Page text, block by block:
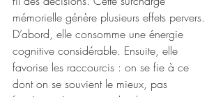
mémorielle génère plusieurs effets pervers.
D’abord, elle consomme une énergie
cognitive considérable. Ensuite, elle
favorise les raccourcis : on se fie à ce
dont on se souvient le mieux, pas